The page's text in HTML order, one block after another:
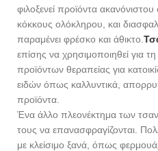
φιλοξενεί προϊόντα
κόκκους ολόκληρου, και
παραμένει φρέσκο ​​και άθικτο.
επίσης να χρησιμοποιηθεί για
προϊόντων θεραπείας για
ειδών όπως καλλυντικά,
προϊόντα.
Ένα άλλο πλεονέκτημα των
τους να επανασφραγίζονται.
με κλείσιμο ξανά, όπως